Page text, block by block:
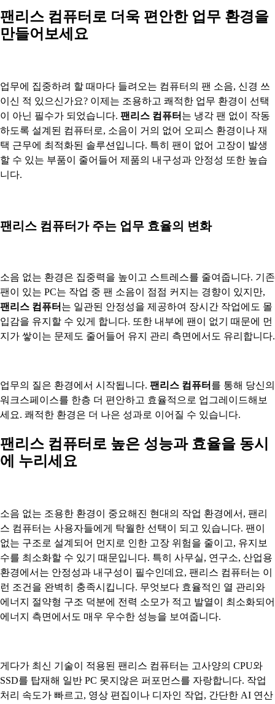
팬리스 컴퓨터로 더욱 편안한 업무 환경을
만들어보세요
업무에 집중하려 할 때마다 들려오는 컴퓨터의 팬 소음, 신경 쓰
이신 적 있으신가요? 이제는 조용하고 쾌적한 업무 환경이 선택
이 아닌 필수가 되었습니다. 팬리스 컴퓨터 는 냉각 팬 없이 작동
하도록 설계된 컴퓨터로, 소음이 거의 없어 오피스 환경이나 재
택 근무에 최적화된 솔루션입니다. 특히 팬이 없어 고장이 발생
할 수 있는 부품이 줄어들어 제품의 내구성과 안정성 또한 높습
니다.
팬리스 컴퓨터가 주는 업무 효율의 변화
소음 없는 환경은 집중력을 높이고 스트레스를 줄여줍니다. 기존
팬이 있는 PC는 작업 중 팬 소음이 점점 커지는 경향이 있지만,
팬리스 컴퓨터 는 일관된 안정성을 제공하여 장시간 작업에도 몰
입감을 유지할 수 있게 합니다. 또한 내부에 팬이 없기 때문에 먼
지가 쌓이는 문제도 줄어들어 유지 관리 측면에서도 유리합니다.
업무의 질은 환경에서 시작됩니다. 팬리스 컴퓨터 를 통해 당신의
워크스페이스를 한층 더 편안하고 효율적으로 업그레이드해보
세요. 쾌적한 환경은 더 나은 성과로 이어질 수 있습니다.
팬리스 컴퓨터로 높은 성능과 효율을 동시
에 누리세요
소음 없는 조용한 환경이 중요해진 현대의 작업 환경에서, 팬리
스 컴퓨터는 사용자들에게 탁월한 선택이 되고 있습니다. 팬이
없는 구조로 설계되어 먼지로 인한 고장 위험을 줄이고, 유지보
수를 최소화할 수 있기 때문입니다. 특히 사무실, 연구소, 산업용
환경에서는 안정성과 내구성이 필수인데요, 팬리스 컴퓨터는 이
런 조건을 완벽히 충족시킵니다. 무엇보다 효율적인 열 관리와
에너지 절약형 구조 덕분에 전력 소모가 적고 발열이 최소화되어
에너지 측면에서도 매우 우수한 성능을 보여줍니다.
게다가 최신 기술이 적용된 팬리스 컴퓨터는 고사양의 CPU와
SSD를 탑재해 일반 PC 못지않은 퍼포먼스를 자랑합니다. 작업
처리 속도가 빠르고, 영상 편집이나 디자인 작업, 간단한 AI 연산